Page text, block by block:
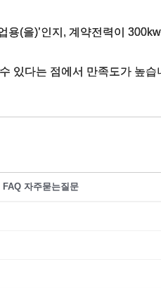
용(을)’인지, 계약전력이
있다는 점에서 만족도가 높습
FAQ 자주묻는질문